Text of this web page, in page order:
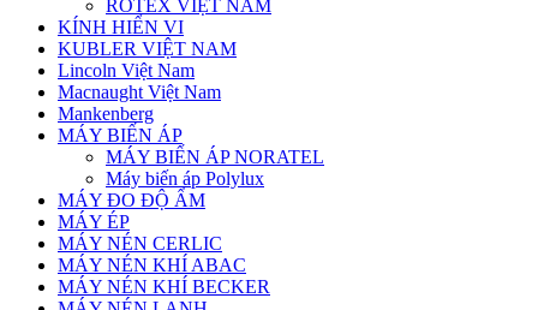
ROTEX VIỆT NAM
KÍNH HIỂN VI
KUBLER VIỆT NAM
Lincoln Việt Nam
Macnaught Việt Nam
Mankenberg
MÁY BIẾN ÁP
MÁY BIẾN ÁP NORATEL
Máy biến áp Polylux
MÁY ĐO ĐỘ ẨM
MÁY ÉP
MÁY NÉN CERLIC
MÁY NÉN KHÍ ABAC
MÁY NÉN KHÍ BECKER